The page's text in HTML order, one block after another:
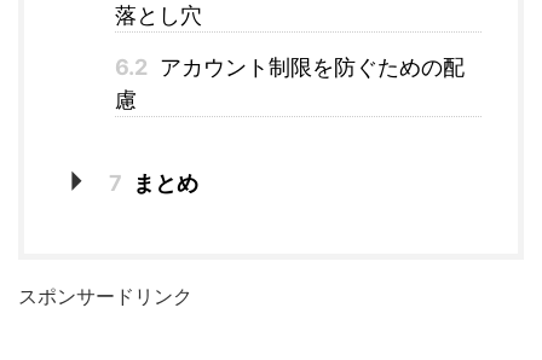
落とし穴
6.2 アカウント制限を防ぐための配
慮
7 まとめ
スポンサードリンク